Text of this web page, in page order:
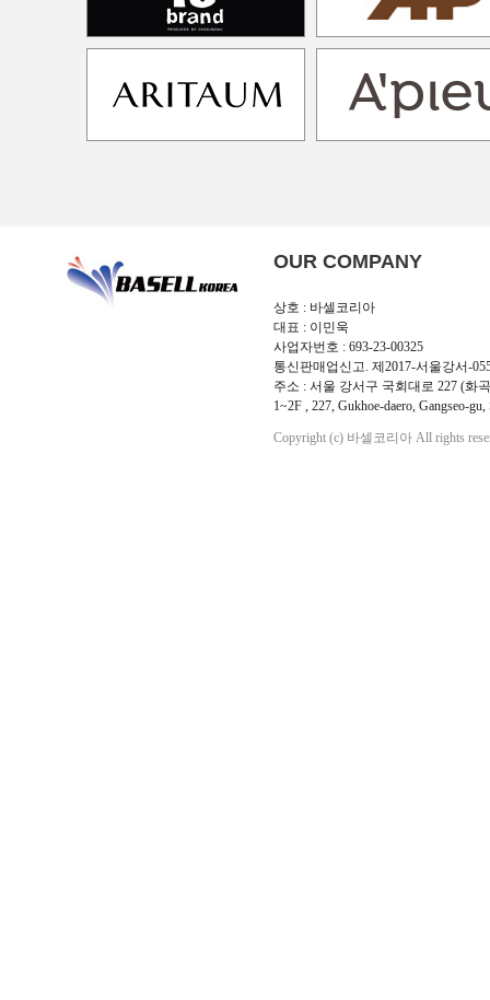
OUR COMPANY
상호 : 바셀코리아
대표 : 이민욱
사업자번호 : 693-23-00325
통신판매업신고. 제2017-서울강서-
주소 : 서울 강서구 국회대로 227 (화
1~2F , 227, Gukhoe-daero, Gangseo-
Copyright (c) 바셀코리아 All rights